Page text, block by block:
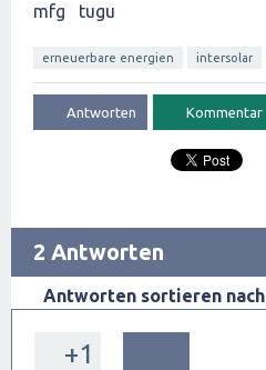
mfg tugu
erneuerbare energien intersolar
2 Antworten
Antworten sortieren nach
+1